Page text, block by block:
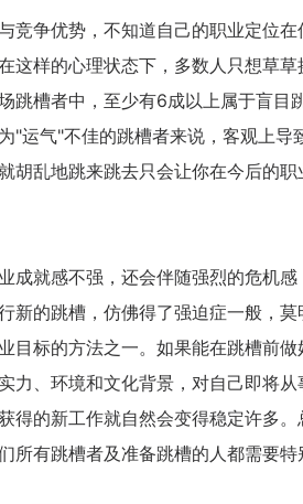
争优势，不知道自己的职业定位在
这样的心理状态下，多数人只想草
跳槽者中，至少有6成以上属于盲目
"运气"不佳的跳槽者来说，客观上导
胡乱地跳来跳去只会让你在今后的
就感不强，还会伴随强烈的危机感
新的跳槽，仿佛得了强迫症一般，
目标的方法之一。如果能在跳槽前
力、环境和文化背景，对自己即将
得的新工作就自然会变得稳定许多
有跳槽者及准备跳槽的人都需要特